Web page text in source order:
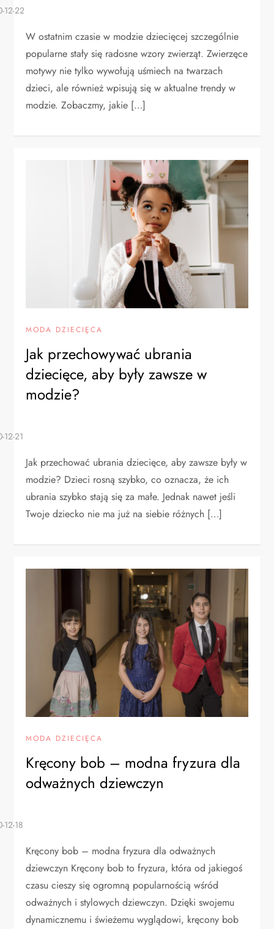
W ostatnim czasie w modzie dziecięcej szczególnie
popularne stały się radosne wzory zwierząt. Zwierzęce
motywy nie tylko wywołują uśmiech na twarzach
dzieci, ale również wpisują się w aktualne trendy w
modzie. Zobaczmy, jakie […]
MODA DZIECIĘCA
Jak przechowywać ubrania
dziecięce, aby były zawsze w
modzie?
Jak przechować ubrania dziecięce, aby zawsze były w
modzie? Dzieci rosną szybko, co oznacza, że ich
ubrania szybko stają się za małe. Jednak nawet jeśli
Twoje dziecko nie ma już na siebie różnych […]
MODA DZIECIĘCA
Kręcony bob – modna fryzura dla
odważnych dziewczyn
Kręcony bob – modna fryzura dla odważnych
dziewczyn Kręcony bob to fryzura, która od jakiegoś
czasu cieszy się ogromną popularnością wśród
odważnych i stylowych dziewczyn. Dzięki swojemu
dynamicznemu i świeżemu wyglądowi, kręcony bob